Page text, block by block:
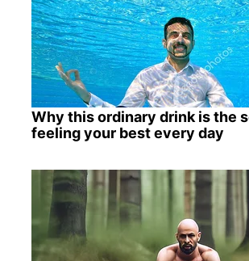
Why this ordinary drink is the
feeling your best every day